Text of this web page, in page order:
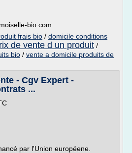
bio.com
frais bio / domicile conditions
de vente d un produit /
bio / vente a domicile produits de
- Cgv Expert -
...
par l'Union européene.